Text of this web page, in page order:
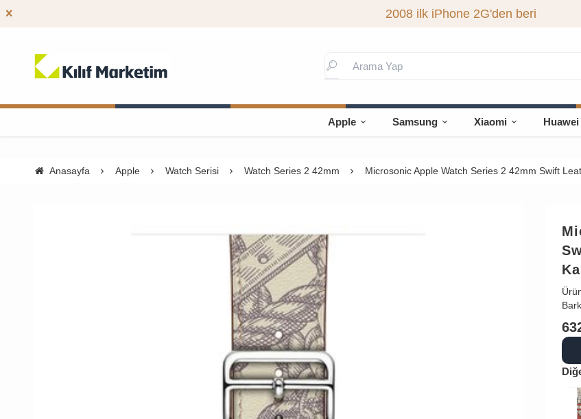
2008 ilk iPhone 2G'den beri
Apple Samsung Xiaomi Huawei
Anasayfa Apple Watch Serisi Watch Series 2 42mm Microsonic Apple Watch Series 2 42mm Swift